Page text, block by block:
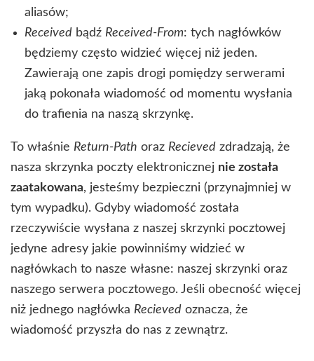
aliasów;
Received bądź Received-From: tych nagłówków
będziemy często widzieć więcej niż jeden.
Zawierają one zapis drogi pomiędzy serwerami
jaką pokonała wiadomość od momentu wysłania
do trafienia na naszą skrzynkę.
To właśnie Return-Path oraz Recieved zdradzają, że
nasza skrzynka poczty elektronicznej nie została
zaatakowana, jesteśmy bezpieczni (przynajmniej w
tym wypadku). Gdyby wiadomość została
rzeczywiście wysłana z naszej skrzynki pocztowej
jedyne adresy jakie powinniśmy widzieć w
nagłówkach to nasze własne: naszej skrzynki oraz
naszego serwera pocztowego. Jeśli obecność więcej
niż jednego nagłówka Recieved oznacza, że
wiadomość przyszła do nas z zewnątrz.